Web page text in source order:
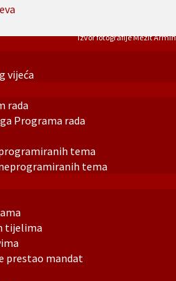
vijeća
rada
Programa rada
tema
tema
tijelima
prestao mandat
Izvor fotografije Mezit Armin